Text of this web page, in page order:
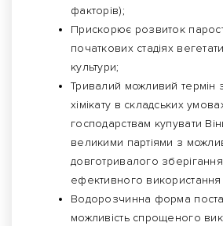
факторів);
Прискорює розвиток
початкових стадіях
культури;
Тривалий можливий термін
хімікату в складських
господарствам купувати
великими партіями з
довготривалого
ефективного використання
Водорозчинна форма
можливість спрощеного